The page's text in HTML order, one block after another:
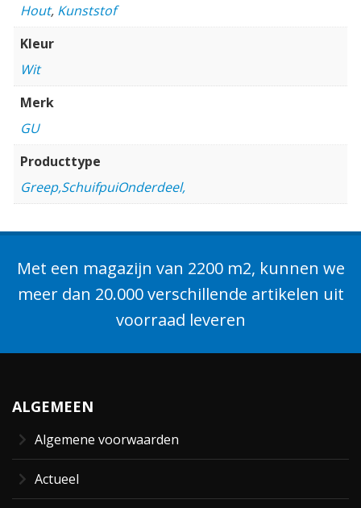
Hout, Kunststof
Kleur
Wit
Merk
GU
Producttype
Greep,SchuifpuiOnderdeel,
Met een magazijn van 2200 m2, kunnen we
meer dan 20.000 verschillende artikelen uit
voorraad leveren
ALGEMEEN
Algemene voorwaarden
Actueel